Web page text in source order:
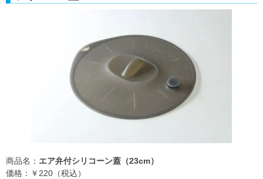
商品名： エア弁付シリコーン蓋（23cm）
価格：￥220（税込）